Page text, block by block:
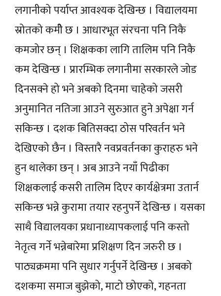
लगानीको पर्याप्त आवश्यक देखिन्छ । विद्यालयमा
स्रोतको कमीे छ । आधारभूत संरचना पनि निकै
कमजोर छन् । शिक्षकका लागि तालिम पनि निकै
कम देखिन्छ । प्रारम्भिक लगानीमा सरकारले जोड
दिनसक्ने हो भने अबको दिनमा चाहेको जसरी
अनुमानित नतिजा आउने सुरुआत हुने अपेक्षा गर्न
सकिन्छ । दशक बितिसक्दा ठोस परिवर्तन भने
देखिएको छैन । विस्तारै नवप्रवर्तनका कुराहरु भने
हुन थालेका छन् । अब आउने नयाँ पिढीका
शिक्षकलाई कसरी तालिम दिएर कार्यक्षेत्रमा उतार्न
सकिन्छ भन्ने कुरामा तयार रहनुपर्ने देखिन्छ । यसका
साथै विद्यालयका प्रधानाध्यापकलाई पनि कस्तो
नेतृत्व गर्ने भन्नेबारेमा प्रशिक्षण दिन जरुरी छ ।
पाठ्यक्रममा पनि सुधार गर्नुपर्ने देखिन्छ । अबको
दशकमा समाज बुझेको, माटो छोएको, गहनता